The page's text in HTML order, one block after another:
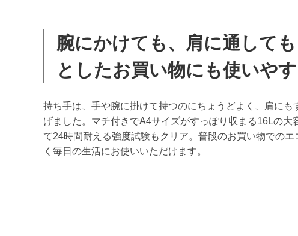
腕にかけても、肩に通して
としたお買い物にも使いや
持ち手は、手や腕に掛けて持つのにちょうどよく、肩にも
げました。マチ付きでA4サイズがすっぽり収まる16Lの大
て24時間耐える強度試験もクリア。普段のお買い物での
く毎日の生活にお使いいただけます。